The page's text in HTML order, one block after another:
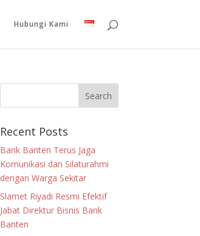
Hubungi Kami
Recent Posts
Bank Banten Terus Jaga
Komunikasi dan Silaturahmi
dengan Warga Sekitar
Slamet Riyadi Resmi Efektif
Jabat Direktur Bisnis Bank
Banten